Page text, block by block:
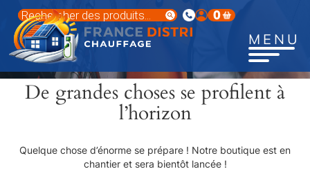
contenu
principal
Recherche
de
produits
0
MENU
De grandes choses se profilent à
l’horizon
Quelque chose d’énorme se prépare ! Notre boutique est en
chantier et sera bientôt lancée !